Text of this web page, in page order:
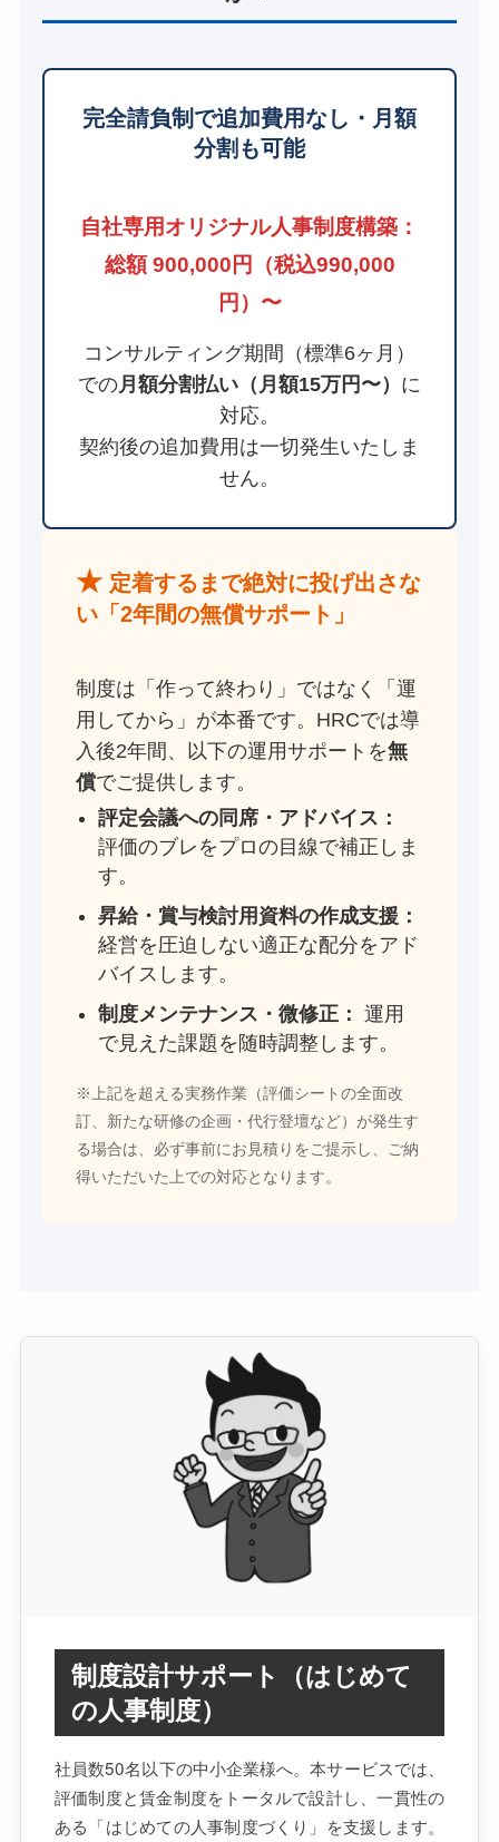
完全請負制で追加費用なし・月額
分割も可能
自社専用オリジナル人事制度構築：
総額 900,000円（税込990,000
円）〜
コンサルティング期間（標準6ヶ月）
での月額分割払い（月額15万円〜） に
対応。
契約後の追加費用は一切発生いたしま
せん。
★定着するまで絶対に投げ出さな
い「2年間の無償サポート」
制度は「作って終わり」ではなく「運
用してから」が本番です。HRCでは導
入後2年間、以下の運用サポートを無
償でご提供します。
評定会議への同席・アドバイス：
評価のブレをプロの目線で補正しま
す。
昇給・賞与検討用資料の作成支援：
経営を圧迫しない適正な配分をアド
バイスします。
制度メンテナンス・微修正： 運用
で見えた課題を随時調整します。
※上記を超える実務作業（評価シートの全面改
訂、新たな研修の企画・代行登壇など）が発生す
る場合は、必ず事前にお見積りをご提示し、ご納
得いただいた上での対応となります。
制度設計サポート（はじめて
の人事制度）
社員数50名以下の中小企業様へ。本サービスでは、
評価制度と賃金制度をトータルで設計し、一貫性の
ある「はじめての人事制度づくり」を支援します。